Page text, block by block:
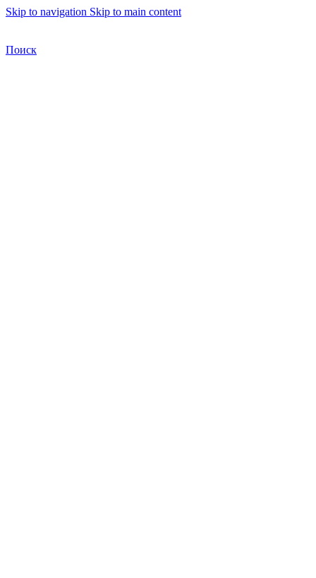
Skip to navigation Skip to main content
Поиск